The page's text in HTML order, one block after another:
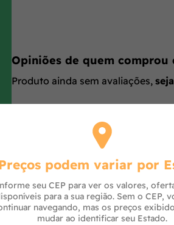
Opiniões de quem comprou
Produto ainda sem avaliações,
que os outros estão
podem variar por
seu CEP para ver os valores,
para a sua região. Sem o CEP,
navegando, mas os preços
mudar ao identificar seu Estado.